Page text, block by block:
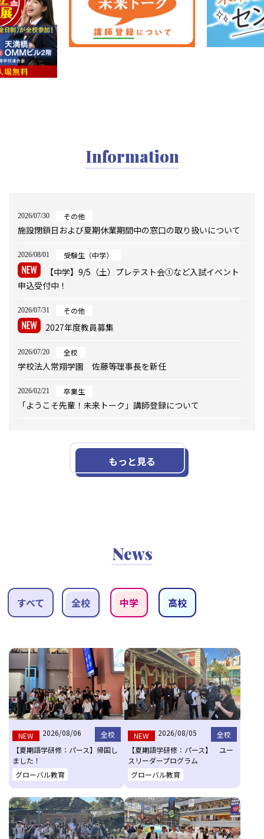
Information
2026/07/30 その他
施設閉鎖日および夏期休業期間中の窓口の取り扱いについて
2026/08/01 受験生（中学）
【中学】9/5（土）プレテスト会①など入試イベント
申込受付中！
2026/07/31 その他
2027年度教員募集
2026/07/20 全校
学校法人常翔学園 佐藤等理事長を新任
2026/02/21 卒業生
「ようこそ先輩！未来トーク」講師登録について
もっと見る
News
すべて 全校 中学 高校
NEW 2026/08/06
全校
【夏期語学研修：パース】帰国し
ました！
グローバル教育
NEW 2026/08/05
全校
【夏期語学研修：パース】 ユー
スリーダープログラム
グローバル教育